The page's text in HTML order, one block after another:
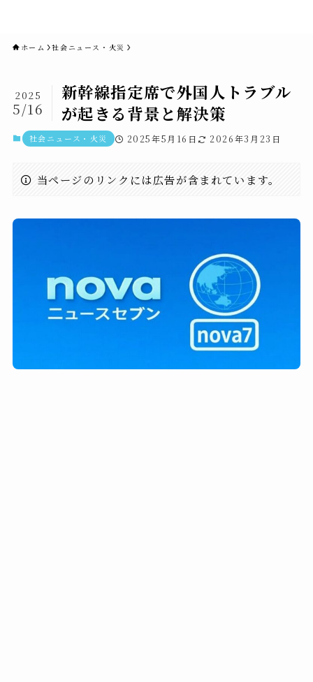
ホーム 社会ニュース・火災
新幹線指定席で外国人トラブル
が起きる背景と解決策
2025
5/16
社会ニュース・火災 2025年5月16日 2026年3月23日
当ページのリンクには広告が含まれています。